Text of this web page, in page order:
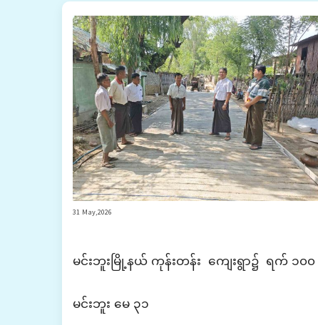
31 May,2026
မင်းဘူးမြို့နယ် ကုန်းတန်း ကျေးရွာ၌ ရက် ၁၀၀
‎မင်းဘူး မေ ၃၁